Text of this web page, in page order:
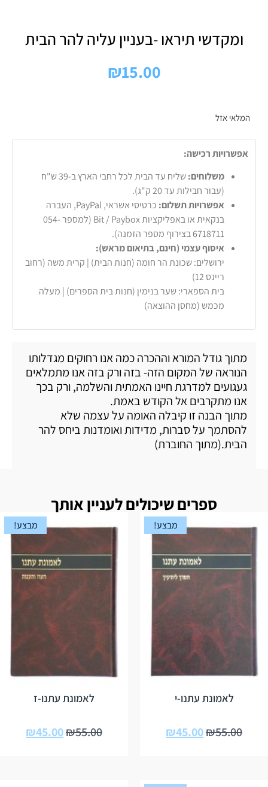
ומקדשי תיראו -בעניין עליה להר הבית
₪15.00
המלאי אזל
אפשרויות רכישה:
משלוחים:
שליח עד הבית לכל רחבי הארץ ב-39 ש"ח
(עבור חבילות עד 20 ק"ג).
אפשרויות תשלום:
כרטיסי אשראי, PayPal, העברה
בנקאית או באפליקציות Bit / Paybox (למספר 054-
6718711 בצירוף מספר הזמנה).
איסוף עצמי (חינם, בתיאום מראש):
ירושלים: שכונת הר חומה (חנות הבית) | קרית משה (רחוב
ריינס 12)
בית הספארי: שער בנימין (חנות בית הספרים) | מעלה
מכמש (מחסן ההוצאה)
מתוך גודל המורא וההכרה כמה אנו רחוקים מגדלותו
הנוראה של המקום הזה- בזה ורק בזה אנו מתמלאים
געגועים למדרגת חיינו האמתית והשלמה, ורק בכך
אנו מתקרבים אל הקודש באמת.
מתוך הבנה זו קיבלה האומה על עצמה שלא
להסתמך על סברות, מדידות ואומדנות ביחס להר
הבית.(מתוך החוברת)
ספרים שיכולים לעניין אותך
מבצע!
לאמונת עתנו-י
₪55.00
₪45.00
מבצע!
לאמונת עתנו-ז
₪55.00
₪45.00